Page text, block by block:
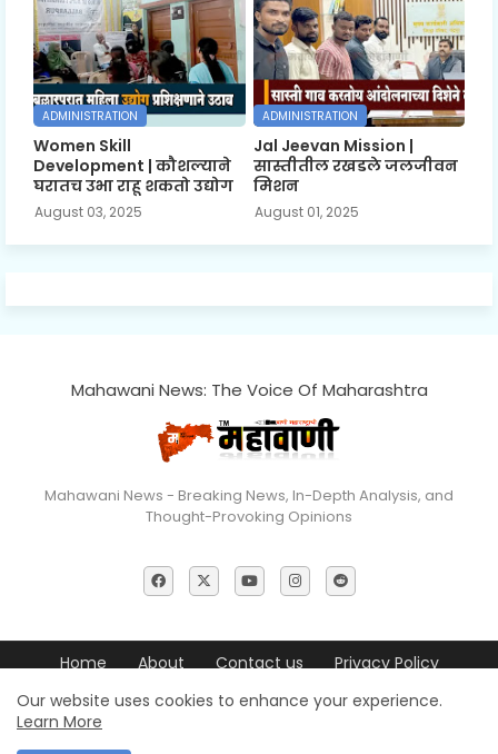
ADMINISTRATION
Women Skill
Development | कौशल्याने
घरातच उभा राहू शकतो उद्योग
August 03, 2025
ADMINISTRATION
Jal Jeevan Mission |
सास्तीतील रखडले जलजीवन
मिशन
August 01, 2025
Mahawani News: The Voice Of Maharashtra
Mahawani News - Breaking News, In-Depth Analysis, and
Thought-Provoking Opinions
Home About Contact us
Privacy Policy
Editorial Policy
Terms & Conditions Disclaimer
© 2026 Mahawani News All Rights Reserved
Our website uses cookies to enhance your experience.
Learn More